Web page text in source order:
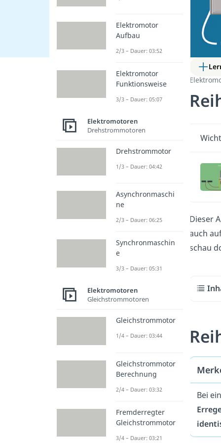
Dieser
auch
schau
Bei
Elektromotor
Aufbau
2/3 – Dauer: 03:52
Elektromotor
Funktionsweise
3/3 – Dauer: 05:07
Elektromotoren
Drehstrommotoren
Drehstrommotor
1/3 – Dauer: 04:42
Asynchronmaschi
ne
2/3 – Dauer: 06:25
Synchronmaschin
e
3/3 – Dauer: 05:31
Elektromotoren
Gleichstrommotoren
Gleichstrommotor
1/4 – Dauer: 03:44
Gleichstrommotor
Berechnung
2/4 – Dauer: 03:32
Fremderregter
Gleichstrommotor
3/4 – Dauer: 03:21